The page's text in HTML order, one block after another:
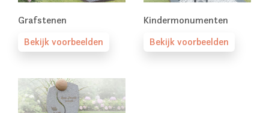
Grafstenen
Bekijk voorbeelden
Kindermonumenten
Bekijk voorbeelden